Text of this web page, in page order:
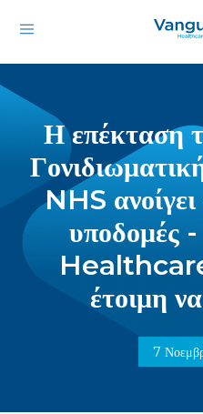
Η επέκταση
NHS
υποδομές
έτοιμη
7